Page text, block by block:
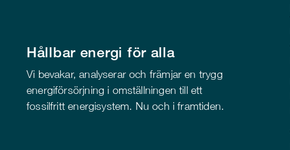
Hållbar energi för alla
Vi bevakar, analyserar och främjar en trygg
energiförsörjning i omställningen till ett
fossilfritt energisystem. Nu och i framtiden.